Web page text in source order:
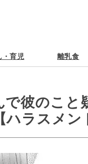
・育児 離乳食
彼のこと
ハラスメ